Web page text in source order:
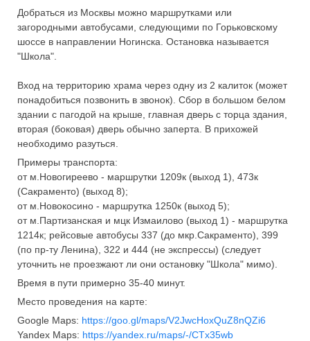
Добраться из Москвы можно маршрутками или
загородными автобусами, следующими по Горьковскому
шоссе в направлении Ногинска. Остановка называется
"Школа".
Вход на территорию храма через одну из 2 калиток (может
понадобиться позвонить в звонок). Сбор в большом белом
здании с пагодой на крыше, главная дверь с торца здания,
вторая (боковая) дверь обычно заперта. В прихожей
необходимо разуться.
Примеры транспорта:
от м.Новогиреево - маршрутки 1209к (выход 1), 473к
(Сакраменто) (выход 8);
от м.Новокосино - маршрутка 1250к (выход 5);
от м.Партизанская и мцк Измаилово (выход 1) - маршрутка
1214к; рейсовые автобусы 337 (до мкр.Сакраменто), 399
(по пр-ту Ленина), 322 и 444 (не экспрессы) (следует
уточнить не проезжают ли они остановку "Школа" мимо).
Время в пути примерно 35-40 минут.
Место проведения на карте:
Google Maps: https://goo.gl/maps/V2JwcHoxQuZ8nQZi6
Yandex Maps: https://yandex.ru/maps/-/CTx35wb